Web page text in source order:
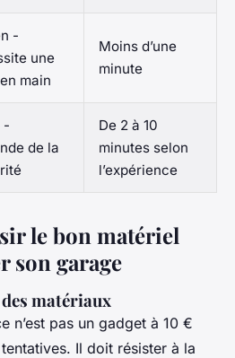
-
une
main
Moins d’une
minute
-
de la
De 2 à 10
minutes selon
l’expérience
le bon matériel
son garage
matériaux
n’est pas un gadget à 10 €
Il doit résister à la